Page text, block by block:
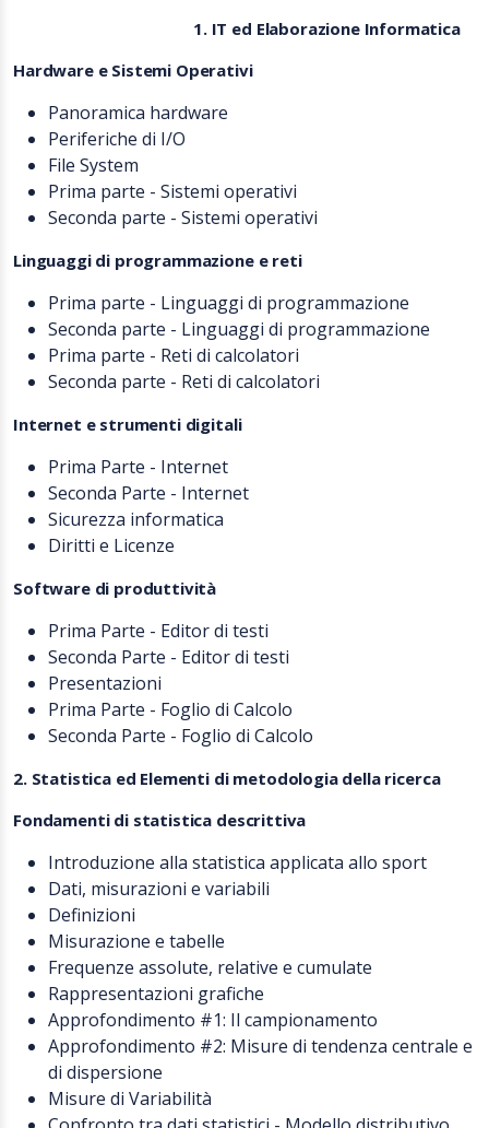
1. IT ed Elaborazione Informatica
Hardware e Sistemi Operativi
Panoramica hardware
Periferiche di I/O
File System
Prima parte - Sistemi operativi
Seconda parte - Sistemi operativi
Linguaggi di programmazione e reti
Prima parte - Linguaggi di programmazione
Seconda parte - Linguaggi di programmazione
Prima parte - Reti di calcolatori
Seconda parte - Reti di calcolatori
Internet e strumenti digitali
Prima Parte - Internet
Seconda Parte - Internet
Sicurezza informatica
Diritti e Licenze
Software di produttività
Prima Parte - Editor di testi
Seconda Parte - Editor di testi
Presentazioni
Prima Parte - Foglio di Calcolo
Seconda Parte - Foglio di Calcolo
2. Statistica ed Elementi di metodologia della ricerca
Fondamenti di statistica descrittiva
Introduzione alla statistica applicata allo sport
Dati, misurazioni e variabili
Definizioni
Misurazione e tabelle
Frequenze assolute, relative e cumulate
Rappresentazioni grafiche
Approfondimento #1: Il campionamento
Approfondimento #2: Misure di tendenza centrale e
di dispersione
Misure di Variabilità